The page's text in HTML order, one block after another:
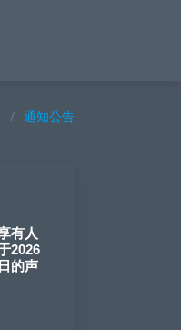
通知公告
有人
2026
的声